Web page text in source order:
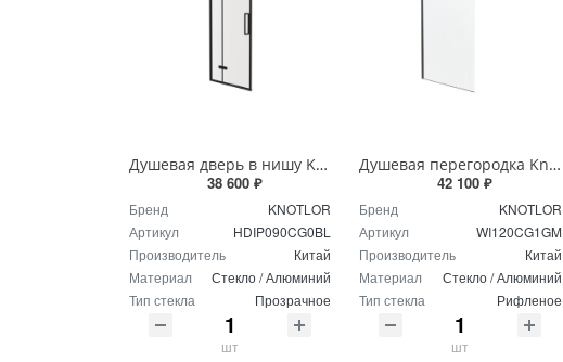
Душевая дверь в нишу Knotlor SHELL HDIP090CG0BL 90х200 см черный
38 600 ₽
Бренд
KNOTLOR
Артикул
HDIP090CG0BL
Производитель
Китай
Материал
Стекло / Алюминий
Тип стекла
Прозрачное
шт
Душевая перегородка Knotlor VELUM RIPPLE WI120CG1GM 120х200 см оружейная сталь
42 100 ₽
Бренд
KNOTLOR
Артикул
WI120CG1GM
Производитель
Китай
Материал
Стекло / Алюминий
Тип стекла
Рифленое
шт